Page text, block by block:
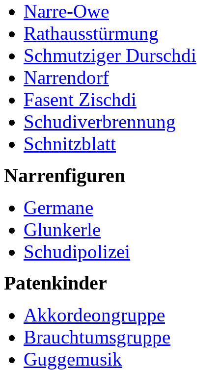
Narre-Owe
Rathausstürmung
Schmutziger Durschdi
Narrendorf
Fasent Zischdi
Schudiverbrennung
Schnitzblatt
Narrenfiguren
Germane
Glunkerle
Schudipolizei
Patenkinder
Akkordeongruppe
Brauchtumsgruppe
Guggemusik